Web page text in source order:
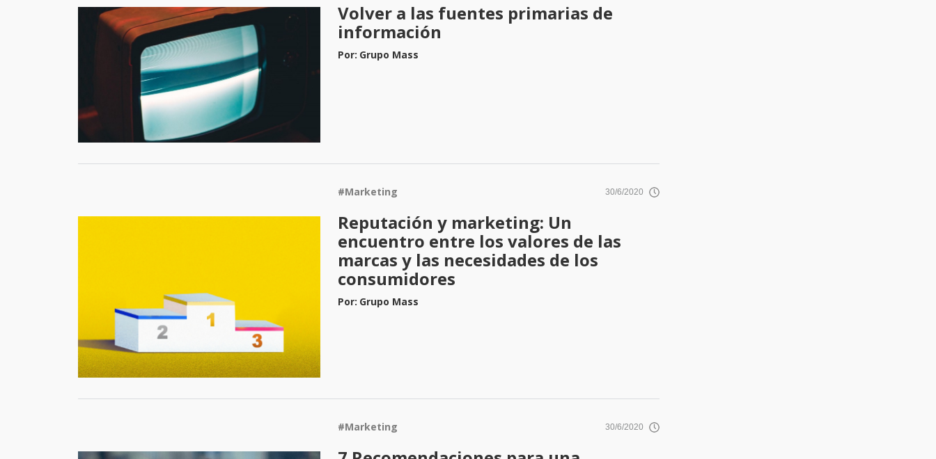
Volver a las fuentes primarias de
información
Por: Grupo Mass
#Marketing 30/6/2020
Reputación y marketing: Un
encuentro entre los valores de las
marcas y las necesidades de los
consumidores
Por: Grupo Mass
#Marketing 30/6/2020